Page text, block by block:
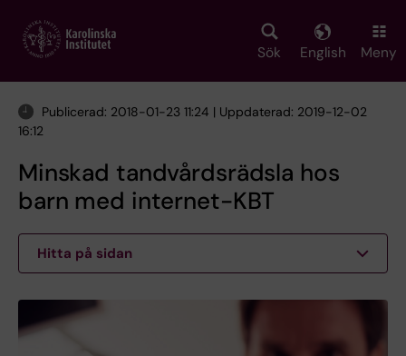
main
Sök English Meny
Publicerad: 2018-01-23 11:24 | Uppdaterad: 2019-12-02
16:12
Minskad tandvårdsrädsla hos
barn med internet-KBT
Hitta på sidan